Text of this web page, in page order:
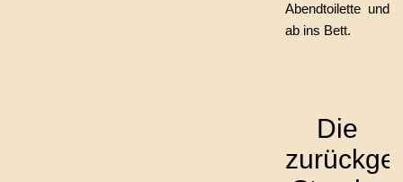
Abendtoilette und
ab ins Bett.
Die